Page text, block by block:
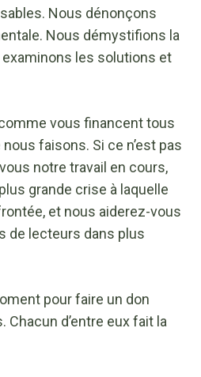
Nous dénonçons
Nous démystifions la
les solutions et
vous financent tous
faisons. Si ce n’est pas
notre travail en cours,
grande crise à laquelle
et nous aiderez-vous
de lecteurs dans plus
pour faire un don
d’entre eux fait la